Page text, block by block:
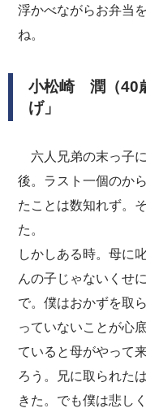
浮かべながらお弁当
ね。
小松崎 潤（40
げ」
六人兄弟の末っ子
後。ラスト一個のか
たことは数知れず。
た。
しかしある時。母に
んの子じゃないくせ
で。僕はおかずを取
っていないことが心
ていると母がやって
ろう。兄に取られた
きた。でも僕は悲し